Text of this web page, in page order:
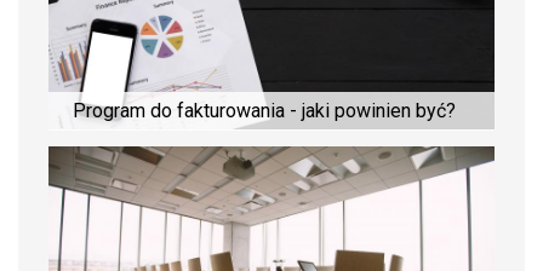
Program do fakturowania - jaki powinien być?